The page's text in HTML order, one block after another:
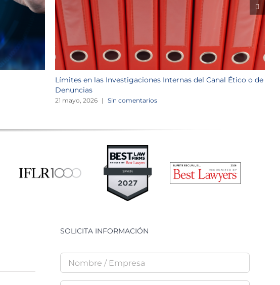
Límites en las Investigaciones Internas del Canal Ético o de
Denuncias
21 mayo, 2026 | Sin comentarios
SOLICITA INFORMACIÓN